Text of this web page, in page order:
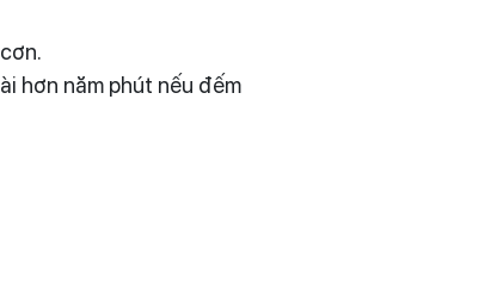
hơn năm phút nếu đếm